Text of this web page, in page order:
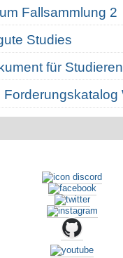
Fallsammlung 2
Studies
für